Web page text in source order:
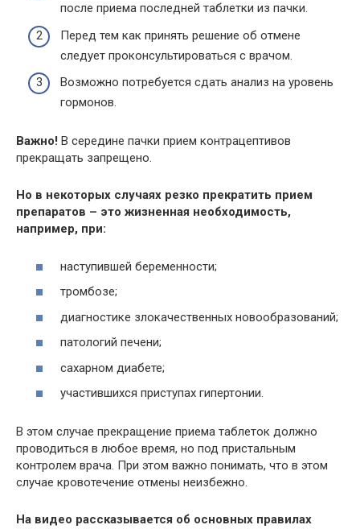
после приема последней таблетки из пачки.
Перед тем как принять решение об отмене
следует проконсультироваться с врачом.
Возможно потребуется сдать анализ на уровень
гормонов.
Важно! В середине пачки прием контрацептивов
прекращать запрещено.
Но в некоторых случаях резко прекратить прием
препаратов – это жизненная необходимость,
например, при:
наступившей беременности;
тромбозе;
диагностике злокачественных новообразований;
патологий печени;
сахарном диабете;
участившихся приступах гипертонии.
В этом случае прекращение приема таблеток должно
проводиться в любое время, но под пристальным
контролем врача. При этом важно понимать, что в этом
случае кровотечение отмены неизбежно.
На видео рассказывается об основных правилах